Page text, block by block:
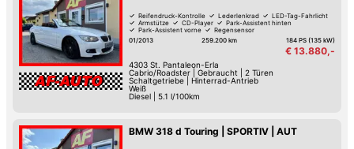
Reifendruck-Kontrolle Lederlenkrad
LED-Tag-Fahrlicht
Armstütze
CD-Player
Park-Assistent hinten
Park-Assistent vorne
Regensensor
01/2013
259.200 km 184 PS (135 kW)
€ 13.880,-
4303 St. Pantaleon-Erla
Cabrio/Roadster| Gebraucht
2 Türen
Schaltgetriebe| Hinterrad-Antrieb
Weiß
Diesel
5.1 l/100km
BMW 318 d Touring | SPORTIV | AUT